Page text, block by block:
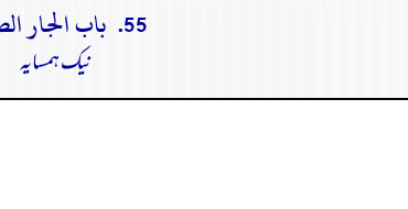
55. باب الجار الصالح
نیک ہمسایہ